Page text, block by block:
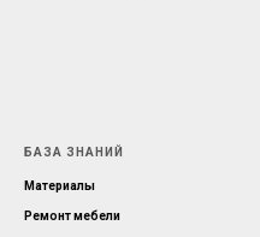
БАЗА ЗНАНИЙ
Материалы
Ремонт мебели